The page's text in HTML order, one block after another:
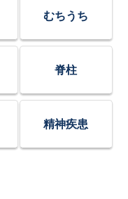
むちうち
脊柱
精神疾患